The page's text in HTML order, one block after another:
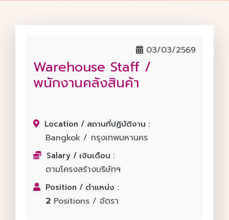
03/03/2569
Warehouse Staff /
พนักงานคลังสินค้า
Location / สถานที่ปฏิบัติงาน :
Bangkok / กรุงเทพมหานคร
Salary / เงินเดือน :
ตามโครงสร้างบริษัทฯ
Position / ตำแหน่ง :
2 Positions / อัตรา